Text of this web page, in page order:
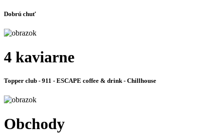
Dobrú chuť
4 kaviarne
Topper club - 911 - ESCAPE coffee & drink - Chillhouse
Obchody